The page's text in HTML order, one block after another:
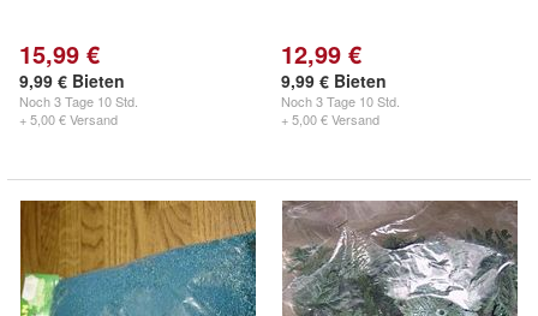
15,99 €
9,99 € Bieten
Noch3 Tage 10 Std.
+ 5,00 € Versand
12,99 €
9,99 € Bieten
Noch3 Tage 10 Std.
+ 5,00 € Versand